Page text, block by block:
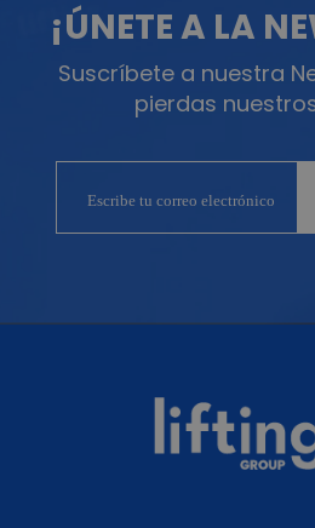
¡ÚNETE A LA
Suscríbete a nuestra
pierdas